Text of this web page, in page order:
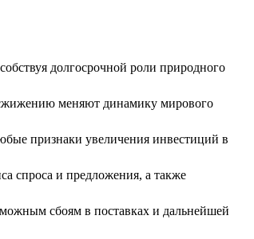
долгосрочной роли природного
меняют динамику мирового
признаки увеличения инвестиций в
спроса и предложения, а также
сбоям в поставках и дальнейшей